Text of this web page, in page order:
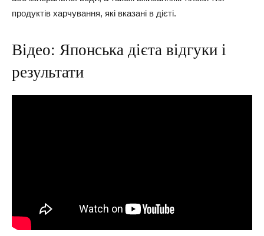
продуктів харчування, які вказані в дієті.
Відео: Японська дієта відгуки і
результати